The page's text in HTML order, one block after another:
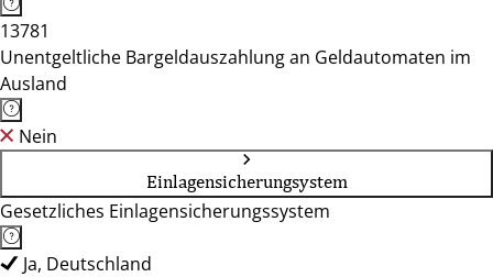
13781
Unentgeltliche Bargeldauszahlung an Geldautomaten im
Ausland
Nein
Einlagensicherungsystem
Gesetzliches Einlagensicherungssystem
Ja, Deutschland